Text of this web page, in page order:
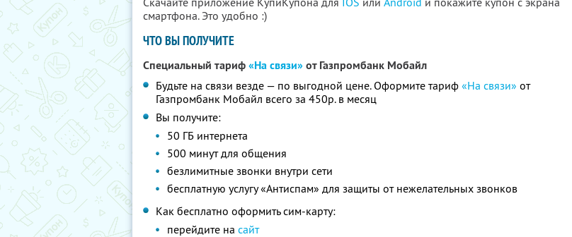
смартфона. Это удобно :)
ЧТО ВЫ ПОЛУЧИТЕ
Специальный тариф«На связи»от Газпромбанк Мобайл
Будьте на связи везде — по выгодной цене. Оформите тариф «На связи» от
Газпромбанк Мобайл всего за 450р. в месяц
Вы получите:
50 ГБ интернета
500 минут для общения
безлимитные звонки внутри сети
бесплатную услугу «Антиспам» для защиты от нежелательных звонков
Как бесплатно оформить сим-карту:
перейдите на сайт